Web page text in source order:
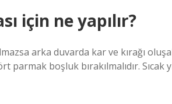
için ne yapılır?
arka duvarda kar ve kırağı
parmak boşluk bırakılmalıdır. Sıcak